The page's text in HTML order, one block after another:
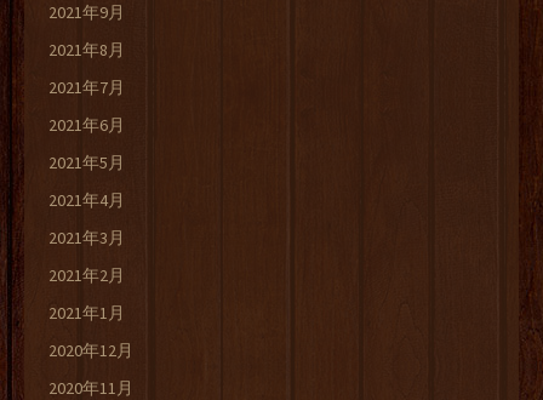
2021年9月
2021年8月
2021年7月
2021年6月
2021年5月
2021年4月
2021年3月
2021年2月
2021年1月
2020年12月
2020年11月